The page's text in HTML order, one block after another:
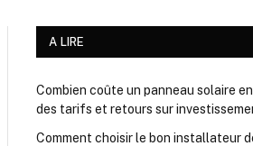
A LIRE
Combien coûte un panneau solaire
des tarifs et retours sur
Comment choisir le bon installateur